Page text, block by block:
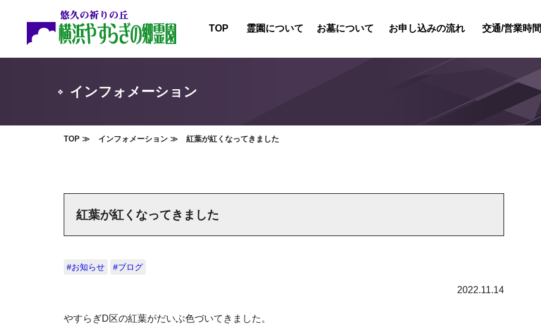
TOP 霊園について
霊園紹介
霊園風景
お墓について お申し込みの流れ 交通/営業時間
インフォメーション
TOP インフォメーション 紅葉が紅くなってきました
紅葉が紅くなってきました
#お知らせ #ブログ
2022.11.14
やすらぎD区の紅葉がだいぶ色づいてきました。